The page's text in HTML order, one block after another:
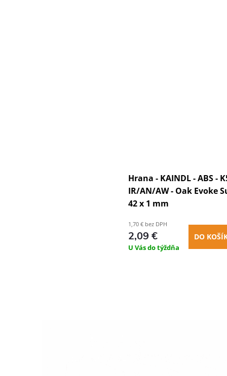
Hrana - KAINDL - ABS -
IR/AN/AW - Oak Evoke
42 x 1 mm
1,70 € bez DPH
2,09 €
U Vás do týždňa
DO